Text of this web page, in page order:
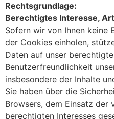
Rechtsgrundlage:
Berechtigtes Interesse,
Sofern wir von Ihnen keine
der Cookies einholen,
Daten auf unser
Benutzerfreundlichkeit
insbesondere der Inhalte
Sie haben über die
Browsers, dem Einsatz der
berechtigten Interesses